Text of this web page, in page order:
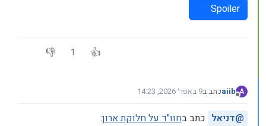
Spoiler
1
A
מנותק
aiibכתב ב9 באפר׳ 2026, 14:23
נערך לאחרונה על ידי
@דניאל כתב בחוו"ד על חלוקת ארון: